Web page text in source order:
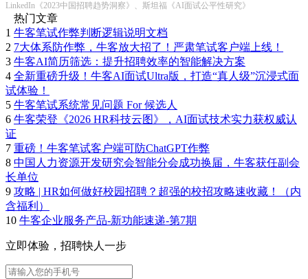
LinkedIn《2023中国招聘趋势洞察》、斯坦福《AI面试公平性研究》
热门文章
1 牛客笔试作弊判断逻辑说明文档
2 7大体系防作弊，牛客放大招了！严肃笔试客户端上线！
3 牛客AI简历筛选：提升招聘效率的智能解决方案
4 全新重磅升级！牛客AI面试Ultra版，打造“真人级”沉浸式面
试体验！
5 牛客笔试系统常见问题 For 候选人
6 牛客荣登《2026 HR科技云图》，AI面试技术实力获权威认
证
7 重磅！牛客笔试客户端可防ChatGPT作弊
8 中国人力资源开发研究会智能分会成功换届，牛客获任副会
长单位
9 攻略 | HR如何做好校园招聘？超强的校招攻略速收藏！（内
含福利）
10 牛客企业服务产品-新功能速递-第7期
立即体验，招聘快人一步